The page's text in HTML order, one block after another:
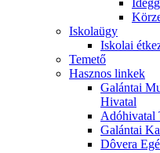
Iskolaügy
Iskolai
Temető
Hasznos linkek
Galántai
Hivatal
Adóhivatal
Galántai
Dôvera